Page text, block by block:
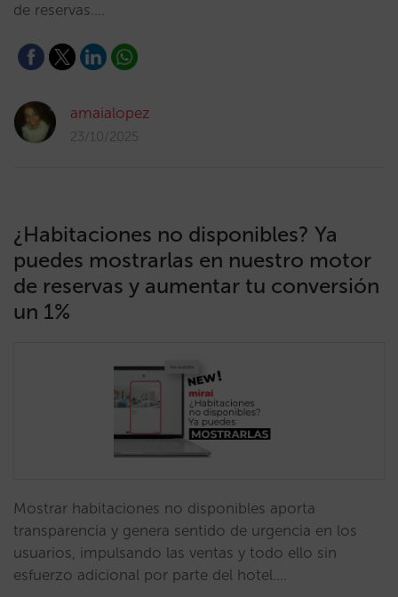
de reservas.…
amaialopez
23/10/2025
¿Habitaciones no disponibles? Ya
puedes mostrarlas en nuestro motor
de reservas y aumentar tu conversión
un 1%
Mostrar habitaciones no disponibles aporta
transparencia y genera sentido de urgencia en los
usuarios, impulsando las ventas y todo ello sin
esfuerzo adicional por parte del hotel.…